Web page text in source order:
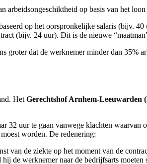
op basis van het
op het oorspronkelijke salaris (bijv. 40
(bijv. 24 uur). Dit is de nieuwe
dat de werknemer minder dan 35%
Het Gerechtshof Arnhem-
32 uur te gaan vanwege klachten
worden. De redenering:
van de ziekte op het moment van de
de werknemer naar de bedrijfsarts